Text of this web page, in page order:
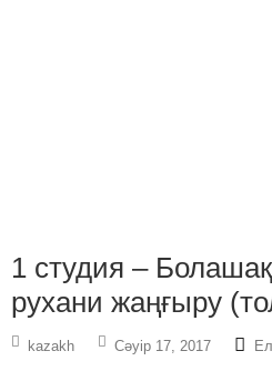
1 студия –
рухани жаңғыру
kazakh Сәуір 17, 2017